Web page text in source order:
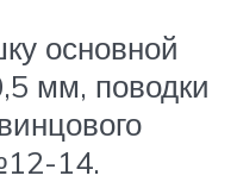
основной
мм, поводки
14.